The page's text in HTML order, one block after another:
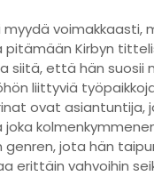
myydä voimakkaasti,
pitämään Kirbyn
siitä, että hän suosii
liittyviä
ovat asiantuntija,
genren, jota hän
erittäin vahvoihin